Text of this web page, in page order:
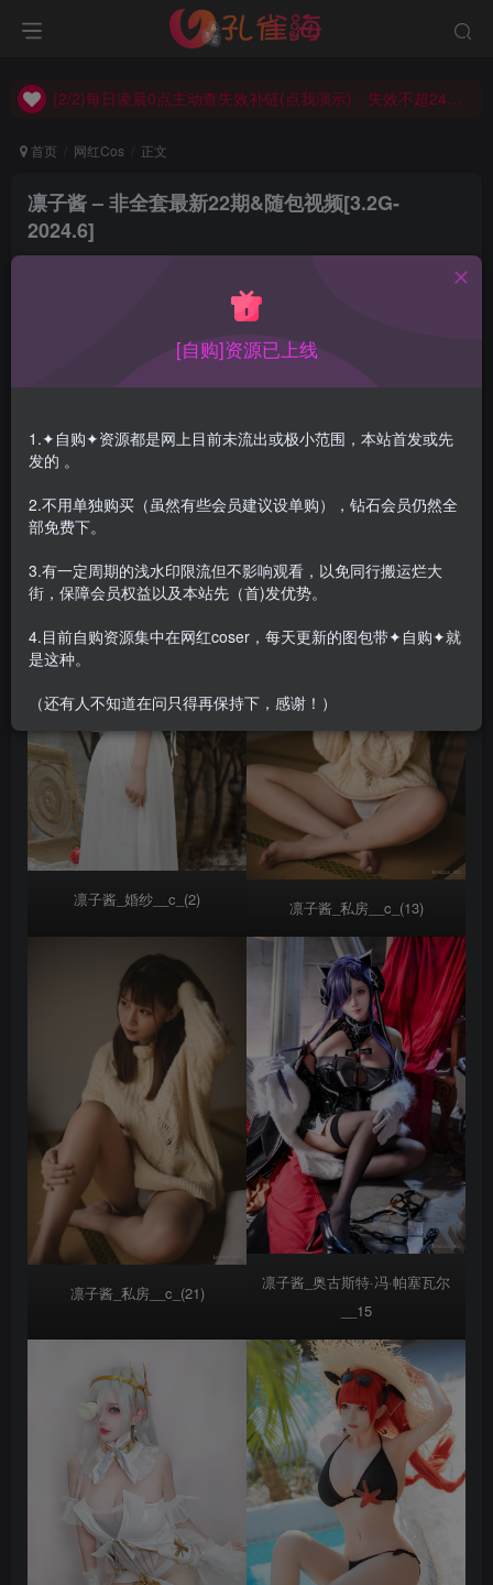
(2/2)每日凌晨0点主动查失效补链(点我演示)，失效不超24小时，
(2/2)每日凌晨0点主动查失效补链(点我演示)，失效不超24小时，
首页 网红Cos 正文
凛子酱 – 非全套最新22期&随包视频[3.2G-
2024.6]
关注
凛子酱日本妹子呢，本名高桥凛，这系列并非全套哦，目前
子出道有几年了，但可能一直不太火，最近进入大家视野。
合集目录在预览图下面
凛子酱_婚纱__c_(2) 凛子酱_私房__c_(13)
凛子酱_私房__c_(21)
凛子酱_奥古斯特·冯·帕塞瓦尔
__15
[自购]资源已上线
1.✦自购✦资源都是网上目前未流出或极小范围，本站首发或先
发的 。
2.不用单独购买（虽然有些会员建议设单购），钻石会员仍然全
部免费下。
3.有一定周期的浅水印限流但不影响观看，以免同行搬运烂大
街，保障会员权益以及本站先（首)发优势。
4.目前自购资源集中在网红coser，每天更新的图包带✦自购✦就
是这种。
（还有人不知道在问只得再保持下，感谢！）